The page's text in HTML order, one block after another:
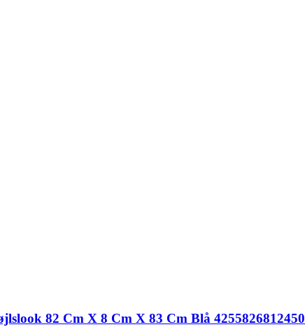
82 Cm X 8 Cm X 83 Cm Blå 4255826812450